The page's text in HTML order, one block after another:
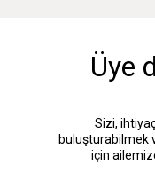
Üye
Sizi,
buluşturabilmek
için